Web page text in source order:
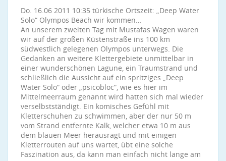
Do. 16.06 2011 10:35 türkische Ortszeit: „Deep Water
Solo“ Olympos Beach wir kommen…
An unserem zweiten Tag mit Mustafas Wagen waren
wir auf der großen Küstenstraße ins 100 km
südwestlich gelegenen Olympos unterwegs. Die
Gedanken an weitere Klettergebiete unmittelbar in
einer wunderschönen Lagune, ein Traumstrand und
schließlich die Aussicht auf ein spritziges „Deep
Water Solo“ oder „psicobloc“, wie es hier im
Mittelmeerraum genannt wird hatten sich mal wieder
verselbstständigt. Ein komisches Gefühl mit
Kletterschuhen zu schwimmen, aber der nur 50 m
vom Strand entfernte Kalk, welcher etwa 10 m aus
dem blauen Meer herausragt und mit einigen
Kletterrouten auf uns wartet, übt eine solche
Faszination aus, da kann man einfach nicht lange am